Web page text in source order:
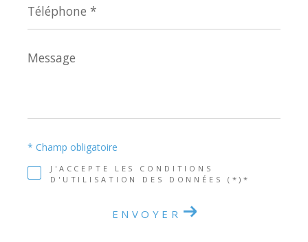
*
Message
*
J'ACCEPTE LES CONDITIONS
D'UTILISATION DES DONNÉES (*)*
* Champ obligatoire
ENVOYER